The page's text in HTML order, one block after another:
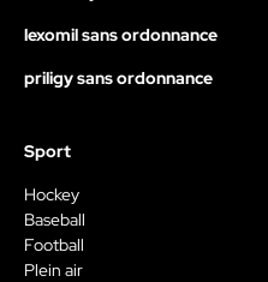
lexomil sans ordonnance
priligy sans ordonnance
Sport
Hockey
Baseball
Football
Plein air